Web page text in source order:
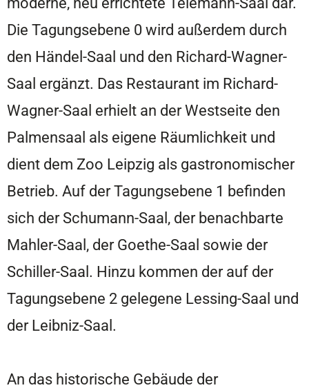
Die Tagungsebene 0 wird außerdem durch
den Händel-Saal und den Richard-Wagner-
Saal ergänzt. Das Restaurant im Richard-
Wagner-Saal erhielt an der Westseite den
Palmensaal als eigene Räumlichkeit und
dient dem Zoo Leipzig als gastronomischer
Betrieb. Auf der Tagungsebene 1 befinden
sich der Schumann-Saal, der benachbarte
Mahler-Saal, der Goethe-Saal sowie der
Schiller-Saal. Hinzu kommen der auf der
Tagungsebene 2 gelegene Lessing-Saal und
der Leibniz-Saal.
An das historische Gebäude der